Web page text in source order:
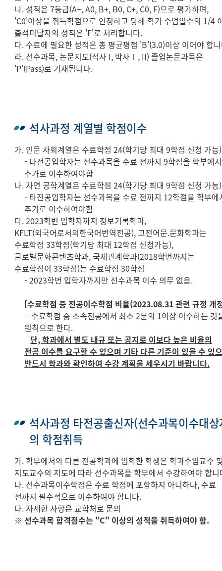
나. 성적은 7등급(A+, A0, B+, B0, C+, C0, F)으로 평가하며,
'C0'이상을 취득학점으로 인정하고 당해 학기 수업일수의 1/4
출석미달자의 성적은 'F'로 처리합니다.
다. 수료에 필요한 성적은 총 평균평점 'B'(3.0)이상 이어야 합
라. 선수과목, 논문지도(석사 I, 박사Ⅰ, II) 졸업논문과목은
'P'(Pass)로 기재됩니다.
석사과정 계열별 학점이수
가. 인문 사회계열은 수료학점 24(학기당 최대 9학점 신청 가능)
- 타전공입학자는 선수과목을 수료 전까지 9학점을 학부에서
추가로 이수하여야함
나. 자연 공학계열은 수료학점 24(학기당 최대 9학점 신청 가능)
- 타전공입학자는 선수과목을 수료 전까지 12학점을 학부에
추가로 이수하여야함
다. 2023학번 입학자까지 정보기록학과,
KFLT(외국어로서의한국어번역전공), 고전어문.문화학과는
수료학점 33학점(학기당 최대 12학점 신청가능),
글로벌문화콘텐츠학과, 국제관계학과(2018학번까지는
수료학점이 33학점)는 수료학점 30학점
- 2023학번 입학자까지만 선수과목 이수 의무 없음.
[수료학점 중 전공이수학점 비율(2023.08.31 관련 규정 개
- 수료학점 중 소속전공에서 최소 2분의 1이상 이수하는 것
원칙으로 한다.
단, 학과에서 별도 내규 또는 공지로 이보다 높은 비율의
전공 이수를 요구할 수 있으며 기타 다른 기준이 있을 수 있
반드시 학과와 확인하여 수강 계획을 세우시기 바랍니다.
석사과정 타전공출신자(선수과목이수대
의 학점취득
가. 학부에서와 다른 전공학과에 입학한 학생은 학과주임교수
지도교수의 지도에 따라 선수과목을 학부에서 수강하여야 합니
나. 선수과목이수학점은 수료 학점에 포함하지 아니하나, 수료
전까지 필수적으로 이수하여야 합니다.
다. 자세한 사항은 교학처로 문의
※ 선수과목 합격점수는 "C" 이상의 성적을 취득하여야 함.